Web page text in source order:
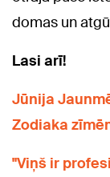
domas un
Lasi arī!
Jūnija
Zodiaka
"Viņš ir